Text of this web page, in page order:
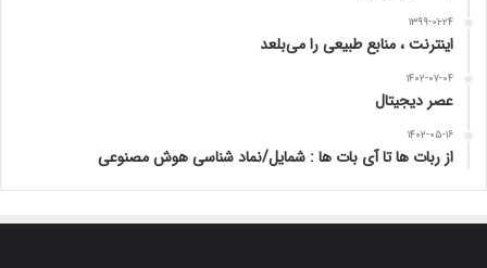
۱۳۹۹-۰۱-۲۴
اینترنت ، منابع طبیعی را می‌بلعد
۱۴۰۲-۰۷-۰۴
عصر دیجیتال
۱۴۰۲-۰۵-۱۶
از ربات ها تا آی بات ها : شمایل/نماد شناسی هوش مصنوعی